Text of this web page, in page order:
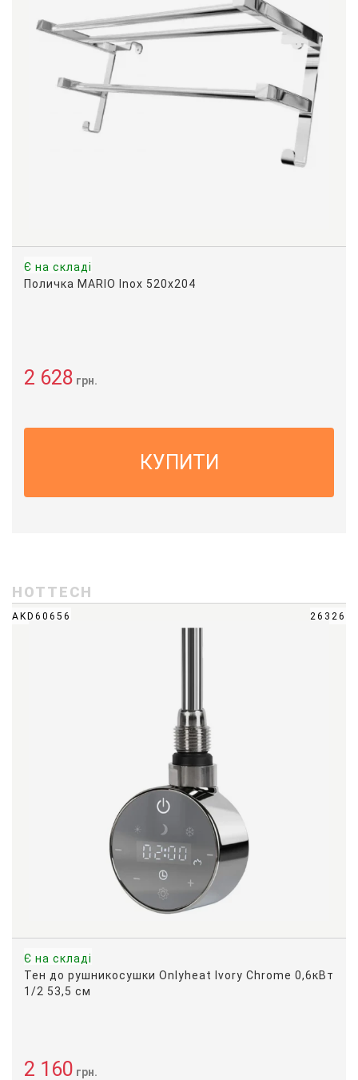
Є на складі
Поличка MARIO Inox 520х204
2 628 грн.
КУПИТИ
HOTTECH
AKD60656 26326
Є на складі
Тен до рушникосушки Onlyheat Ivory Chrome 0,6кВт
1/2 53,5 см
2 160 грн.